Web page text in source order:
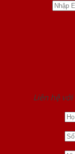
Liên hệ